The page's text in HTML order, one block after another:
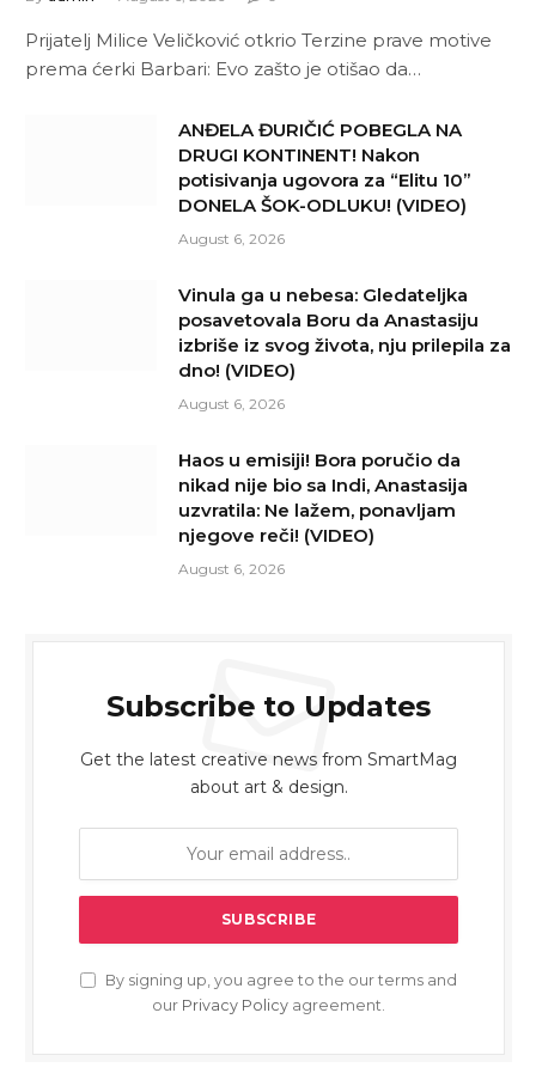
Prijatelj Milice Veličković otkrio Terzine prave motive
prema ćerki Barbari: Evo zašto je otišao da…
ANĐELA ĐURIČIĆ POBEGLA NA
DRUGI KONTINENT! Nakon
potisivanja ugovora za “Elitu 10”
DONELA ŠOK-ODLUKU! (VIDEO)
August 6, 2026
Vinula ga u nebesa: Gledateljka
posavetovala Boru da Anastasiju
izbriše iz svog života, nju prilepila za
dno! (VIDEO)
August 6, 2026
Haos u emisiji! Bora poručio da
nikad nije bio sa Indi, Anastasija
uzvratila: Ne lažem, ponavljam
njegove reči! (VIDEO)
August 6, 2026
Subscribe to Updates
Get the latest creative news from SmartMag
about art & design.
By signing up, you agree to the our terms and
our Privacy Policy agreement.